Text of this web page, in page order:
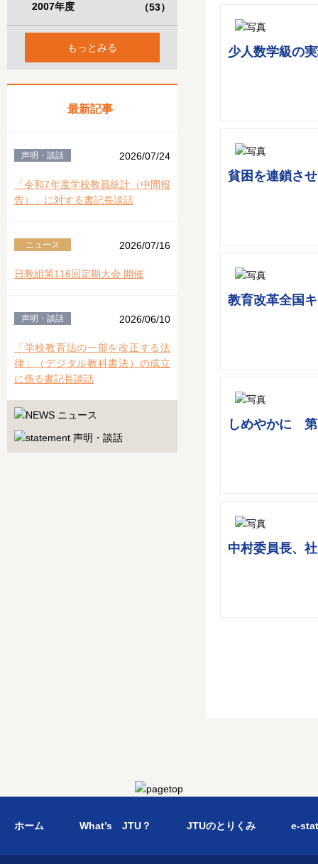
少人数学級の
貧困を連鎖さ
教育改革全国
しめやかに
中村委員長、
2007年度 （53）
もっとみる
最新記事
声明・談話 2026/07/24
「令和7年度学校教員統計（中間報
告）」に対する書記長談話
ニュース 2026/07/16
日教組第116回定期大会 開催
声明・談話 2026/06/10
「学校教育法の一部を改正する法
律」（デジタル教科書法）の成立
に係る書記長談話
ホーム What’s JTU？ JTUのとりくみ e-